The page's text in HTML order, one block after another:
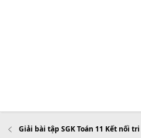
Giải bài tập SGK Toán 11 Kết nối